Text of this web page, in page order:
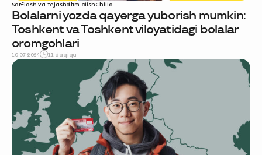
Sarflash va tejashdam olishChilla
Bolalarni yozda qayerga yuborish mumkin:
Toshkent va Toshkent viloyatidagi bolalar
oromgohlari
10.07.2024 11 daqiqa